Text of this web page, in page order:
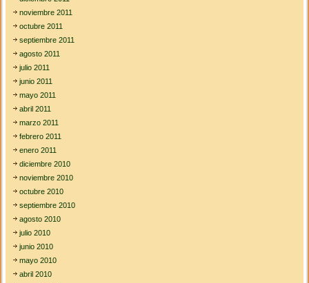
noviembre 2011
octubre 2011
septiembre 2011
agosto 2011
julio 2011
junio 2011
mayo 2011
abril 2011
marzo 2011
febrero 2011
enero 2011
diciembre 2010
noviembre 2010
octubre 2010
septiembre 2010
agosto 2010
julio 2010
junio 2010
mayo 2010
abril 2010